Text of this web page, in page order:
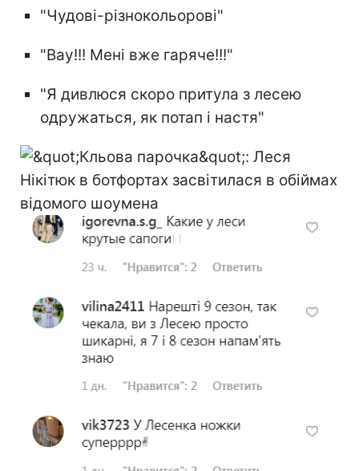
"Чудові-різнокольорові"
"Вау!!! Мені вже гаряче!!!"
"Я дивлюся скоро притула з лесею
одружаться, як потап і настя"